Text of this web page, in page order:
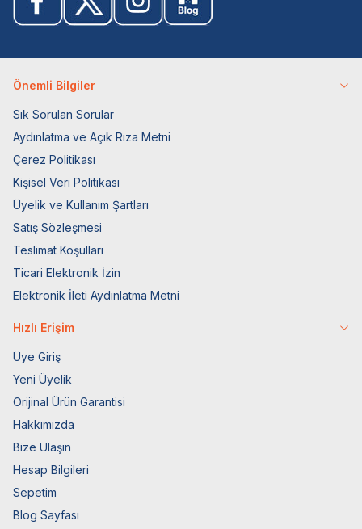
Önemli Bilgiler
Sık Sorulan Sorular
Aydınlatma ve Açık Rıza Metni
Çerez Politikası
Kişisel Veri Politikası
Üyelik ve Kullanım Şartları
Satış Sözleşmesi
Teslimat Koşulları
Ticari Elektronik İzin
Elektronik İleti Aydınlatma Metni
Hızlı Erişim
Üye Giriş
Yeni Üyelik
Orijinal Ürün Garantisi
Hakkımızda
Bize Ulaşın
Hesap Bilgileri
Sepetim
Blog Sayfası